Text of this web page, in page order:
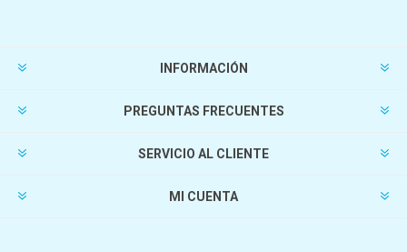
INFORMACIÓN
PREGUNTAS FRECUENTES
SERVICIO AL CLIENTE
MI CUENTA